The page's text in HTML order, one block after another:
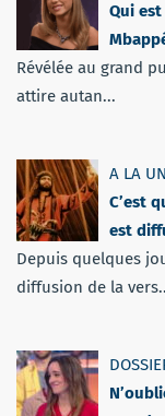
Qui
Révélée au grand
attire autan...
A LA
C’est
est
Depuis quelques
diffusion de la